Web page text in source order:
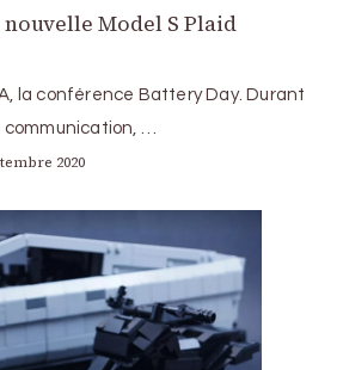
Model S Plaid
la conférence Battery Day. Durant
communication, …
2020